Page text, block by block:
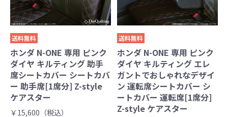
送料無料
ホンダ N-ONE 専用 ピンク
ダイヤ キルティング 助手
席シートカバー シートカバ
ー 助手席[1席分] Z-style
ケアスター
￥15,600（税込）
送料無料
ホンダ N-ONE 専用 ピンク
ダイヤ キルティング エレ
ガントでおしゃれなデザイ
ン 運転席シートカバー シ
ートカバー 運転席[1席分]
Z-style ケアスター